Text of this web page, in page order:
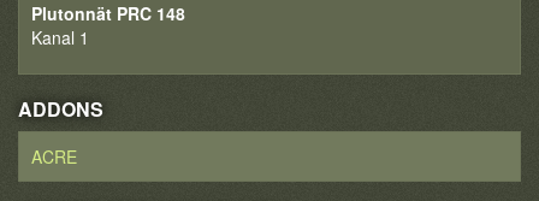
Plutonnät PRC 148
Kanal 1
ADDONS
ACRE